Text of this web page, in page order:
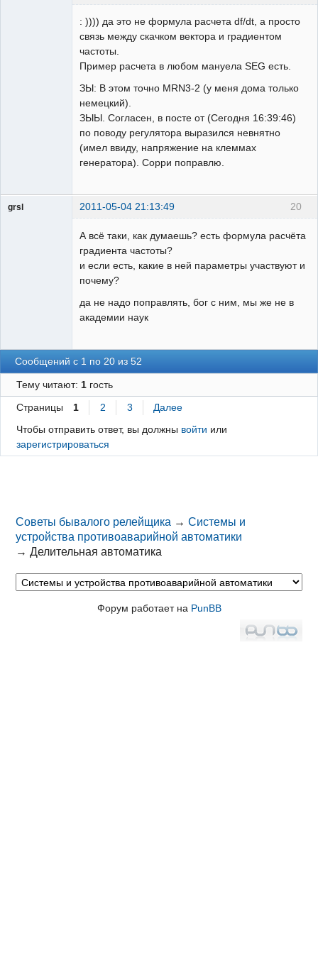
: )))) да это не формула расчета df/dt, а просто
связь между скачком вектора и градиентом
частоты.
Пример расчета в любом мануела SEG есть.
ЗЫ: В этом точно MRN3-2 (у меня дома только
немецкий).
ЗЫЫ. Согласен, в посте от (Сегодня 16:39:46)
по поводу регулятора выразился невнятно
(имел ввиду, напряжение на клеммах
генератора). Сорри поправлю.
20
grsl 2011-05-04 21:13:49
А всё таки, как думаешь? есть формула расчёта
градиента частоты?
и если есть, какие в ней параметры участвуют и
почему?
да не надо поправлять, бог с ним, мы же не в
академии наук
Сообщений с 1 по 20 из 52
Тему читают: 1гость
Страницы 1 2 3
Далее
Чтобы отправить ответ, вы должны войти или
зарегистрироваться
Советы бывалого релейщика →Системы и
устройства противоаварийной автоматики
→Делительная автоматика
Форум работает на PunBB